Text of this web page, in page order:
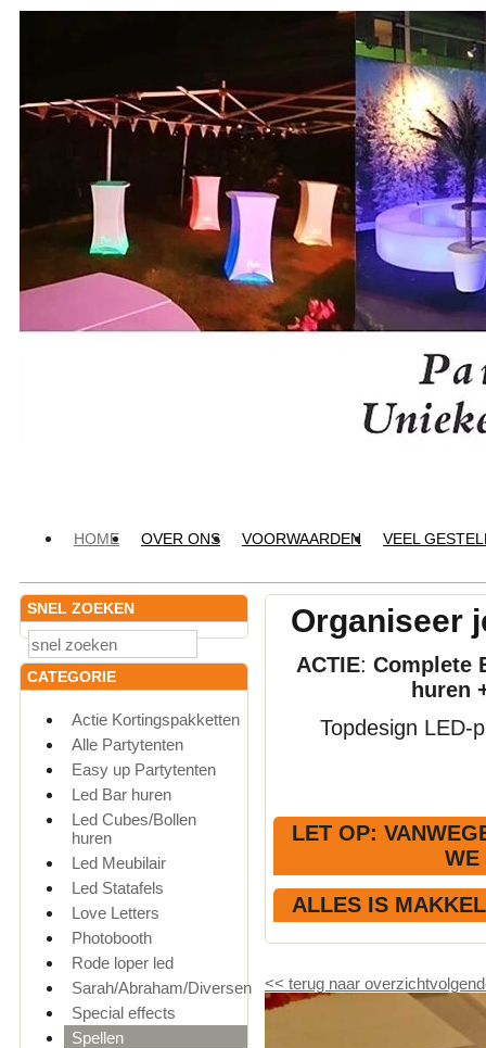
HOME OVER ONS VOORWAARDEN VEEL
SNEL ZOEKEN
CATEGORIE
Actie Kortingspakketten
Alle Partytenten
Easy up Partytenten
Led Bar huren
Led Cubes/Bollen
huren
Led Meubilair
Led Statafels
Love Letters
Photobooth
Rode loper led
Sarah/Abraham/Diversen
Special effects
Spellen
Organiseer
ACTIE: Complete
huren
Topdesign LED-
LET OP:
ALLES IS
<< terug naar overzicht